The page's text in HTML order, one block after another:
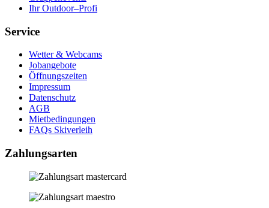
Ihr Outdoor–Profi
Service
Wetter & Webcams
Jobangebote
Öffnungszeiten
Impressum
Datenschutz
AGB
Mietbedingungen
FAQs Skiverleih
Zahlungsarten